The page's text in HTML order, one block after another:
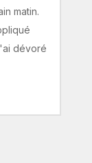
matin.
dévoré